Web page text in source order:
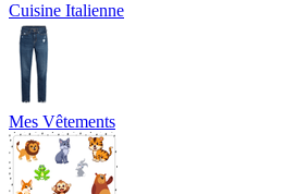
Cuisine Italienne
Mes Vêtements